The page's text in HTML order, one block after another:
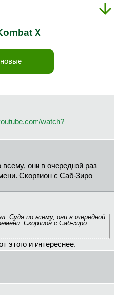
X
watch?
они в очередной раз
Скорпион с Саб-Зиро
Судя по всему, они в очередной
Скорпион с Саб-Зиро
этого и интереснее.